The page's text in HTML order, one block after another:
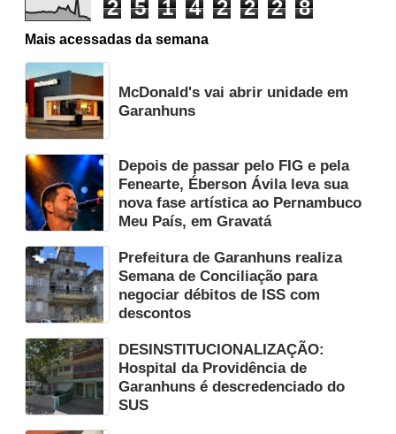
2 5 1 4 2 2 2 8
Mais acessadas da semana
McDonald's vai abrir unidade em
Garanhuns
Depois de passar pelo FIG e pela
Fenearte, Éberson Ávila leva sua
nova fase artística ao Pernambuco
Meu País, em Gravatá
Prefeitura de Garanhuns realiza
Semana de Conciliação para
negociar débitos de ISS com
descontos
DESINSTITUCIONALIZAÇÃO:
Hospital da Providência de
Garanhuns é descredenciado do
SUS